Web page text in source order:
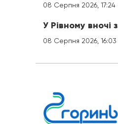
08 Серпня 2026, 17:24
У Рівному вночі
08 Серпня 2026, 16:03